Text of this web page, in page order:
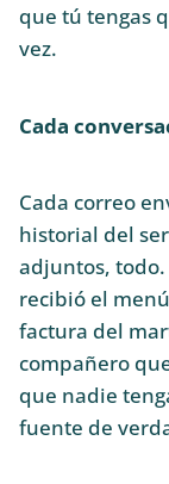
que tú tengas
vez.
Cada
Cada correo
historial del
adjuntos, todo.
recibió el
factura del
compañero
que nadie
fuente de